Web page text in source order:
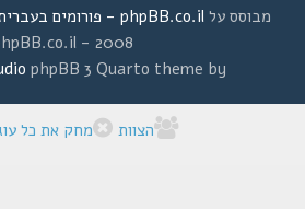
מבוסס עלphpBB.co.il - פורומים בעברית
. כל
2008 - phpBB.co.il.
phpBB 3 Quarto theme by
Studio
הצוות מחק את כל עוגיות